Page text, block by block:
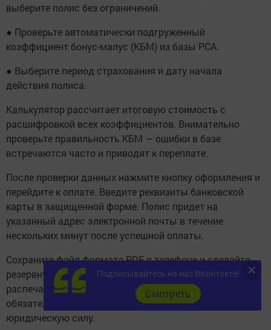
выберите полис без ограничений.
● Проверьте автоматически подгруженный
коэффициент бонус-малус (КБМ) из базы РСА.
● Выберите период страхования и дату начала
действия полиса.
Калькулятор рассчитает итоговую стоимость с
расшифровкой всех коэффициентов. Внимательно
проверьте правильность КБМ — ошибки в базе
встречаются часто и приводят к переплате.
После проверки данных нажмите кнопку оформления и
перейдите к оплате. Введите реквизиты банковской
карты в защищенной форме. Полис придет на
указанный адрес электронной почты в течение
нескольких минут после успешной оплаты.
Сохраните файл формата PDF в телефоне и сделайте
резервную копию в облачном хранилище. Можно
распечатать полис для подстраховки, но это не
обязательно — электронный документ имеет полную
юридическую силу.
Подписывайтесь на нас ВКонтакте!
Cмотреть